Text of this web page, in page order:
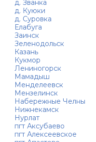
д. Званка
д. Куюки
д. Суровка
Елабуга
Заинск
Зеленодольск
Казань
Кукмор
Лениногорск
Мамадыш
Менделеевск
Мензелинск
Набережные Челны
Нижнекамск
Нурлат
пгт Аксубаево
пгт Алексеевское